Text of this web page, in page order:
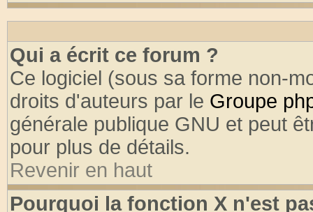
Qui a écrit ce forum ?
Ce logiciel (sous sa forme non-
droits d'auteurs par le Groupe
générale publique GNU et peut
pour plus de détails.
Revenir en haut
Pourquoi la fonction X n'est